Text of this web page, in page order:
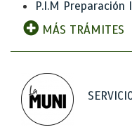
P.I.M
MÁS TRÁMITES